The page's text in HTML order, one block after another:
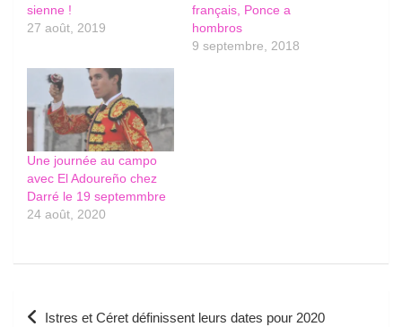
sienne !
27 août, 2019
français, Ponce a
hombros
9 septembre, 2018
Une journée au campo
avec El Adoureño chez
Darré le 19 septemmbre
24 août, 2020
Navigation
Istres et Céret définissent leurs dates pour 2020